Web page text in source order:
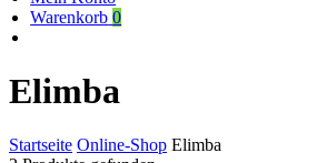
Warenkorb 0
Elimba
Startseite Online-Shop Elimba